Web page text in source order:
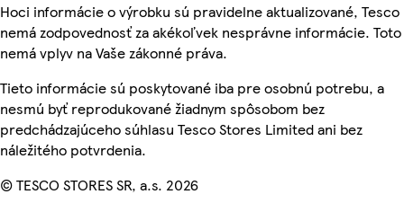
Hoci informácie o výrobku sú pravidelne aktualizované, Tesco
nemá zodpovednosť za akékoľvek nesprávne informácie. Toto
nemá vplyv na Vaše zákonné práva.
Tieto informácie sú poskytované iba pre osobnú potrebu, a
nesmú byť reprodukované žiadnym spôsobom bez
predchádzajúceho súhlasu Tesco Stores Limited ani bez
náležitého potvrdenia.
© TESCO STORES SR, a.s. 2026